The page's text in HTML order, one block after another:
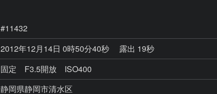
#11432
2012年12月14日 0時50分40秒
露出 19秒
固定 F3.5開放 ISO400
静岡県静岡市清水区